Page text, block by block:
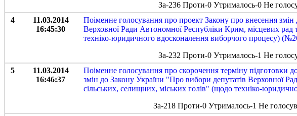
За-236 Проти-0 Утрималось-0 Не
4
11.03.2014
16:45:30
Поіменне голосування про проект Закону про внесення
Верховної Ради Автономної Республіки Крим, місцевих рад
техніко-юридичного вдосконалення виборчого процесу)
За-232 Проти-0 Утрималось-1 Не
5
11.03.2014
16:46:37
Поіменне голосування про скорочення терміну підготовки
змін до Закону України "Про вибори депутатів Верховної
сільських, селищних, міських голів" (щодо техніко-
За-218 Проти-0 Утрималось-1 Не